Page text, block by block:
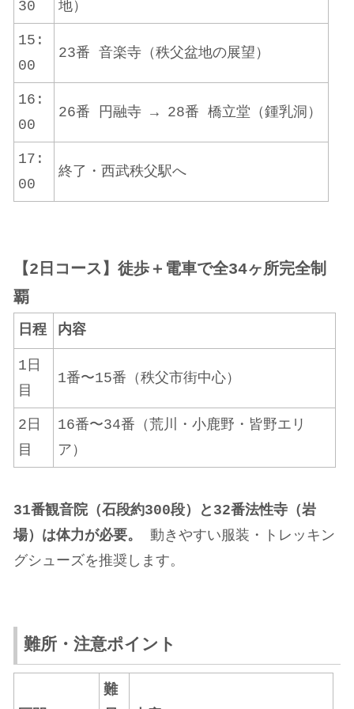
30 地）
15:
00
23番 音楽寺（秩父盆地の展望）
16:
00
26番 円融寺 → 28番 橋立堂（鍾乳洞）
17:
00
終了・西武秩父駅へ
【2日コース】徒歩＋電車で全34ヶ所完全制
覇
日程 内容
1日
目
1番〜15番（秩父市街中心）
2日
目
16番〜34番（荒川・小鹿野・皆野エリ
ア）
31番観音院（石段約300段）と32番法性寺（岩
場）は体力が必要。
動きやすい服装・トレッキン
グシューズを推奨します。
難所・注意ポイント
難